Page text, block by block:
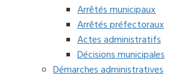
Arrêtés municipaux
Arrêtés préfectoraux
Actes administratifs
Décisions municipales
Démarches administratives